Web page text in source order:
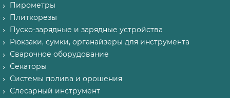
Пирометры
Плиткорезы
Пуско-зарядные и зарядные устройства
Рюкзаки, сумки, органайзеры для инструмента
Сварочное оборудование
Секаторы
Системы полива и орошения
Слесарный инструмент